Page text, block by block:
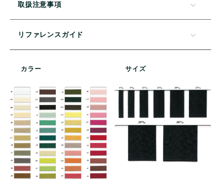
取扱注意事項
リファレンスガイド
カラー サイズ